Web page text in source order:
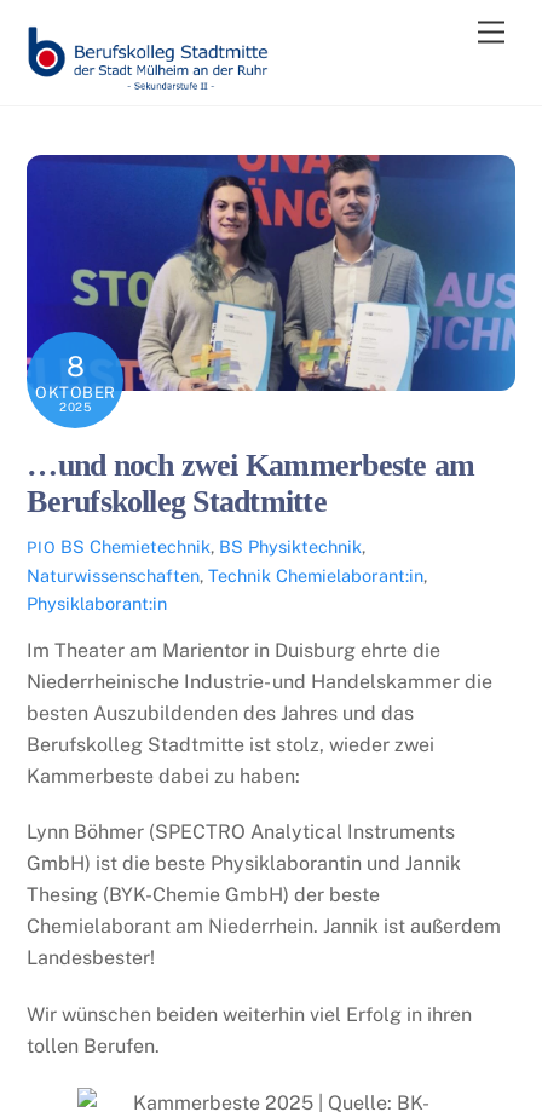
content
8
OKTOBER
2025
…und noch zwei Kammerbeste am
Berufskolleg Stadtmitte
PIO BS Chemietechnik, BS Physiktechnik,
Naturwissenschaften,Technik Chemielaborant:in,
Physiklaborant:in
Im Theater am Marientor in Duisburg ehrte die
Niederrheinische Industrie- und Handelskammer die
besten Auszubildenden des Jahres und das
Berufskolleg Stadtmitte ist stolz, wieder zwei
Kammerbeste dabei zu haben:
Lynn Böhmer (SPECTRO Analytical Instruments
GmbH) ist die beste Physiklaborantin und Jannik
Thesing (BYK-Chemie GmbH) der beste
Chemielaborant am Niederrhein. Jannik ist außerdem
Landesbester!
Wir wünschen beiden weiterhin viel Erfolg in ihren
tollen Berufen.